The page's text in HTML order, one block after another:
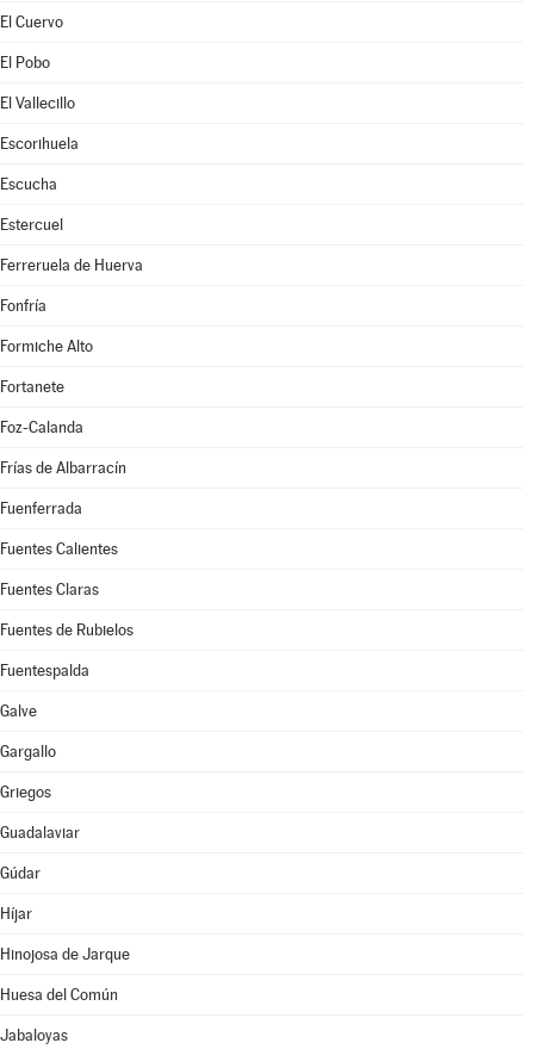
El Cuervo
El Pobo
El Vallecillo
Escorihuela
Escucha
Estercuel
Ferreruela de Huerva
Fonfría
Formiche Alto
Fortanete
Foz-Calanda
Frías de Albarracín
Fuenferrada
Fuentes Calientes
Fuentes Claras
Fuentes de Rubielos
Fuentespalda
Galve
Gargallo
Griegos
Guadalaviar
Gúdar
Híjar
Hinojosa de Jarque
Huesa del Común
Jabaloyas